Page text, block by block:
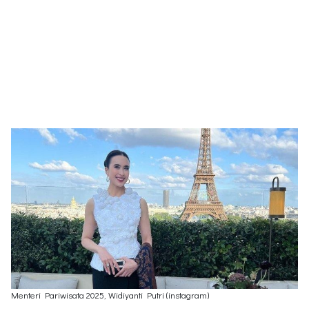
Menteri Pariwisata 2025, Widiyanti Putri (instagram)